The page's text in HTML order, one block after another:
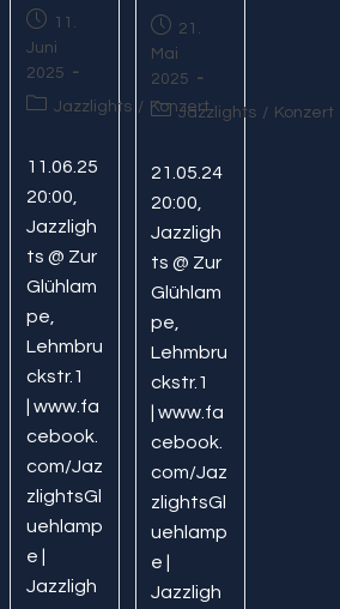
Beitrag
veröffentlicht:
11.
Juni
2025
Beitrags-
Jazzlights / Konzert
11.06.25
20:00,
Jazzligh
ts @ Zur
Glühlam
pe,
Lehmbru
ckstr.1
| www.fa
cebook.
com/Jaz
zlightsGl
uehlamp
e |
Jazzligh
Beitrag
veröffentlicht:
21.
Mai
2025
Beitrags-
Jazzlights / Konzert
21.05.24
20:00,
Jazzligh
ts @ Zur
Glühlam
pe,
Lehmbru
ckstr.1
| www.fa
cebook.
com/Jaz
zlightsGl
uehlamp
e |
Jazzligh